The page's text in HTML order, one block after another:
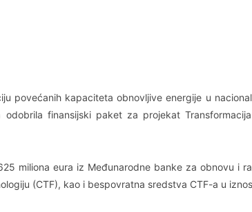
povećanih kapaciteta obnovljive energije u
finansijski paket za projekat
miliona eura iz Međunarodne banke za obnovu i
(CTF), kao i bespovratna sredstva CTF-a u